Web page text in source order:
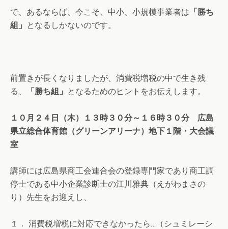
で、あるならば、今こそ、中小、小規模事業者は 「勝ち
組」 となるしかないのです。
前置きが長くなりましたが、消費税増税の中で生き残
る、
「勝ち組」 となるためのヒントをお伝えします。
１０月２４日（木）１３時３０分～１６時３０分 広島
県立総合体育館（グリーンアリーナ）地下１階・大会議
室
講師には広島県商工会連合会の登録専門家であり商工調
停士である中小企業診断士の江川雅典（えがわまさの
り）先生をお迎えし、
１． 消費税増税に対応できなかったら…（シュミレーシ